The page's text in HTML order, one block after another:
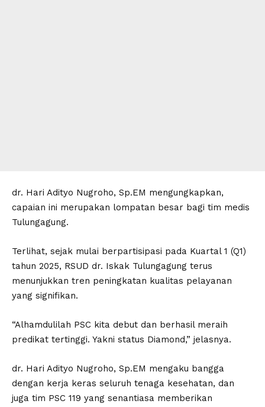
dr. Hari Adityo Nugroho, Sp.EM mengungkapkan,
capaian ini merupakan lompatan besar bagi tim medis
Tulungagung.
Terlihat, sejak mulai berpartisipasi pada Kuartal 1 (Q1)
tahun 2025, RSUD dr. Iskak Tulungagung terus
menunjukkan tren peningkatan kualitas pelayanan
yang signifikan.
“Alhamdulilah PSC kita debut dan berhasil meraih
predikat tertinggi. Yakni status Diamond,” jelasnya.
dr. Hari Adityo Nugroho, Sp.EM mengaku bangga
dengan kerja keras seluruh tenaga kesehatan, dan
juga tim PSC 119 yang senantiasa memberikan